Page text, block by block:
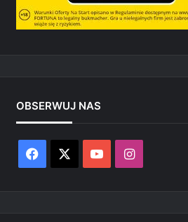
OBSERWUJ NAS
Facebook YouTubeInstagram